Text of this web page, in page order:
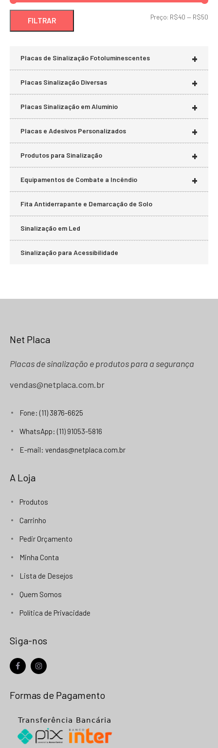
FILTRAR Preço: R$40 — R$50
+
Placas de Sinalização Fotoluminescentes
+
Placas Sinalização Diversas
+
Placas Sinalização em Alumínio
+
Placas e Adesivos Personalizados
+
Produtos para Sinalização
+
Equipamentos de Combate a Incêndio
Fita Antiderrapante e Demarcação de Solo
Sinalização em Led
Sinalização para Acessibilidade
Net Placa
Placas de sinalização e produtos para a segurança
vendas@netplaca.com.br
Fone: (11) 3876-6625
WhatsApp: (11) 91053-5816
E-mail: vendas@netplaca.com.br
A Loja
Produtos
Carrinho
Pedir Orçamento
Minha Conta
Lista de Desejos
Quem Somos
Política de Privacidade
Siga-nos
Formas de Pagamento